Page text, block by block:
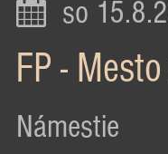
so
FP -
Námestie